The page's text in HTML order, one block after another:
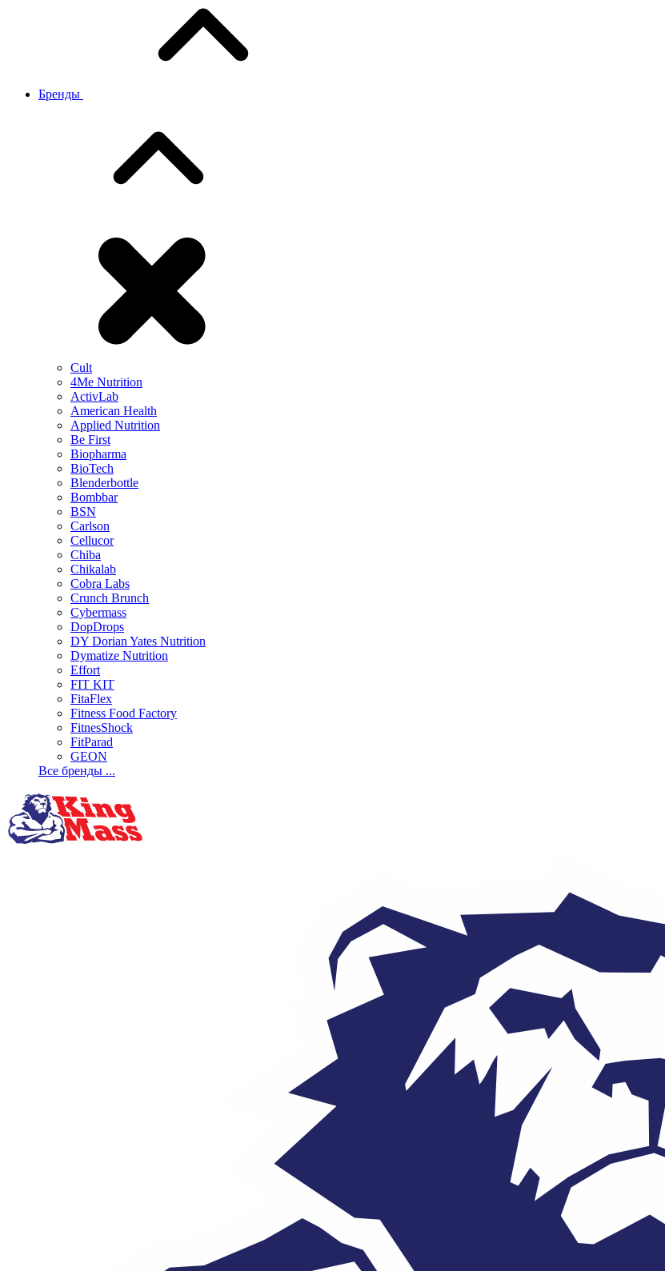
Бренды
Cult
4Me Nutrition
ActivLab
American Health
Applied Nutrition
Be First
Biopharma
BioTech
Blenderbottle
Bombbar
BSN
Carlson
Cellucor
Chiba
Chikalab
Cobra Labs
Crunch Brunch
Cybermass
DopDrops
DY Dorian Yates Nutrition
Dymatize Nutrition
Effort
FIT KIT
FitaFlex
Fitness Food Factory
FitnesShock
FitParad
GEON
Все бренды ...